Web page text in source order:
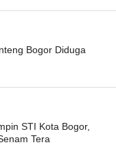
Bogor Diduga
STI Kota Bogor,
Tera